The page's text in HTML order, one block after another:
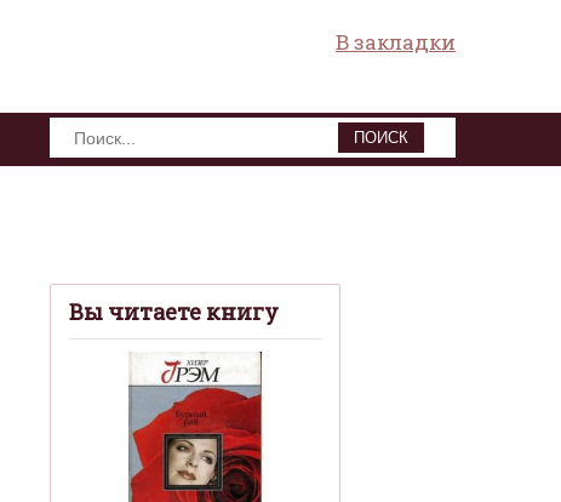
В закладки
ПОИСК
Вы читаете книгу